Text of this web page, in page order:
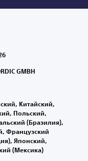
GMBH
Китайский,
Польский,
(Бразилия),
Французский
Японский,
(Мексика)